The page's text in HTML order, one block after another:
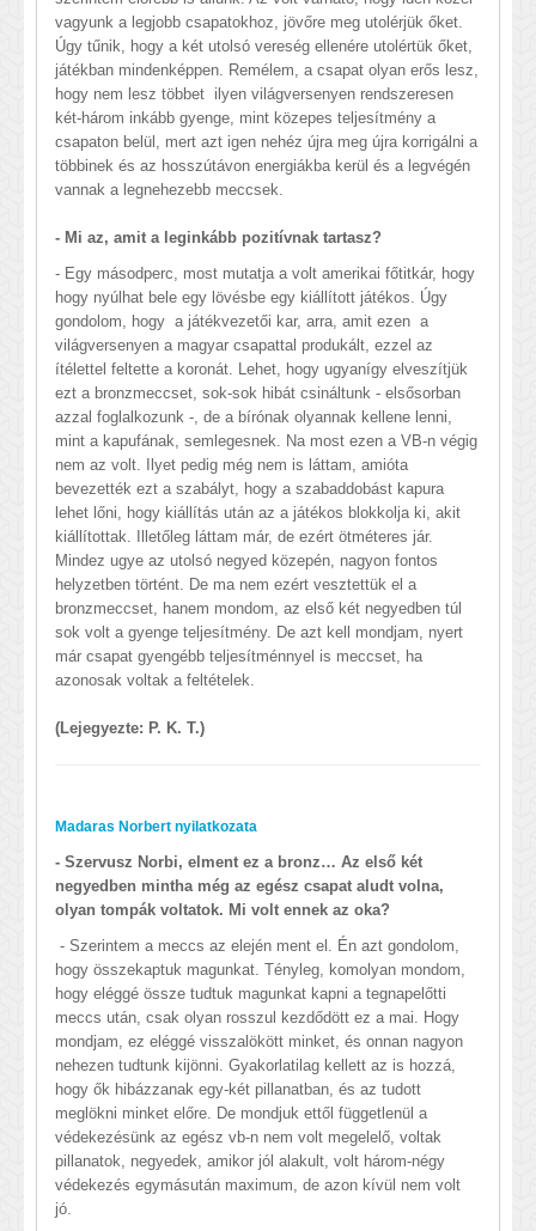
vagyunk a legjobb csapatokhoz, jövőre meg utolérjük őket.
Úgy tűnik, hogy a két utolsó vereség ellenére utolértük őket,
játékban mindenképpen. Remélem, a csapat olyan erős lesz,
hogy nem lesz többet ilyen világversenyen rendszeresen
két-három inkább gyenge, mint közepes teljesítmény a
csapaton belül, mert azt igen nehéz újra meg újra korrigálni a
többinek és az hosszútávon energiákba kerül és a legvégén
vannak a legnehezebb meccsek.
- Mi az, amit a leginkább pozitívnak tartasz?
- Egy másodperc, most mutatja a volt amerikai főtitkár, hogy
hogy nyúlhat bele egy lövésbe egy kiállított játékos. Úgy
gondolom, hogy a játékvezetői kar, arra, amit ezen a
világversenyen a magyar csapattal produkált, ezzel az
ítélettel feltette a koronát. Lehet, hogy ugyanígy elveszítjük
ezt a bronzmeccset, sok-sok hibát csináltunk - elsősorban
azzal foglalkozunk -, de a bírónak olyannak kellene lenni,
mint a kapufának, semlegesnek. Na most ezen a VB-n végig
nem az volt. Ilyet pedig még nem is láttam, amióta
bevezették ezt a szabályt, hogy a szabaddobást kapura
lehet lőni, hogy kiállítás után az a játékos blokkolja ki, akit
kiállítottak. Illetőleg láttam már, de ezért ötméteres jár.
Mindez ugye az utolsó negyed közepén, nagyon fontos
helyzetben történt. De ma nem ezért vesztettük el a
bronzmeccset, hanem mondom, az első két negyedben túl
sok volt a gyenge teljesítmény. De azt kell mondjam, nyert
már csapat gyengébb teljesítménnyel is meccset, ha
azonosak voltak a feltételek.
(Lejegyezte: P. K. T.)
Madaras Norbert nyilatkozata
- Szervusz Norbi, elment ez a bronz… Az első két
negyedben mintha még az egész csapat aludt volna,
olyan tompák voltatok. Mi volt ennek az oka?
- Szerintem a meccs az elején ment el. Én azt gondolom,
hogy összekaptuk magunkat. Tényleg, komolyan mondom,
hogy eléggé össze tudtuk magunkat kapni a tegnapelőtti
meccs után, csak olyan rosszul kezdődött ez a mai. Hogy
mondjam, ez eléggé visszalökött minket, és onnan nagyon
nehezen tudtunk kijönni. Gyakorlatilag kellett az is hozzá,
hogy ők hibázzanak egy-két pillanatban, és az tudott
meglökni minket előre. De mondjuk ettől függetlenül a
védekezésünk az egész vb-n nem volt megelelő, voltak
pillanatok, negyedek, amikor jól alakult, volt három-négy
védekezés egymásután maximum, de azon kívül nem volt
jó.